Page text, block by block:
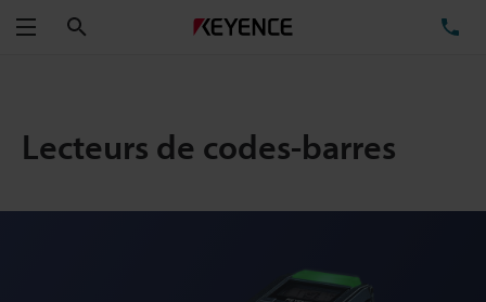
Menu
Lecteurs de codes-barres